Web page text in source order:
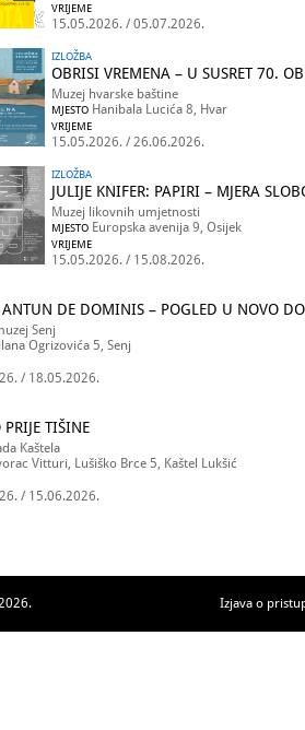
VRIJEME
15.05.2026. / 05.07.2026.
IZLOŽBA
OBRISI VREMENA – U SUSRET 70.
Muzej hvarske baštine
MJESTO Hanibala Lucića 8, Hvar
VRIJEME
15.05.2026. / 26.06.2026.
IZLOŽBA
JULIJE KNIFER: PAPIRI – MJERA
Muzej likovnih umjetnosti
MJESTO Europska avenija 9, Osijek
VRIJEME
15.05.2026. / 15.08.2026.
ANTUN DE DOMINIS – POGLED U NOVO
Senj
Ogrizovića 5, Senj
/ 18.05.2026.
PRIJE TIŠINE
Kaštela
Vitturi, Lušiško Brce 5, Kaštel Lukšić
/ 15.06.2026.
Izjava o